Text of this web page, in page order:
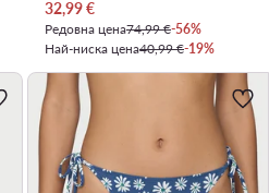
Актуална цена
32,99€
Редовна цена74,99 €-56%
Най-ниска цена40,99 €-19%